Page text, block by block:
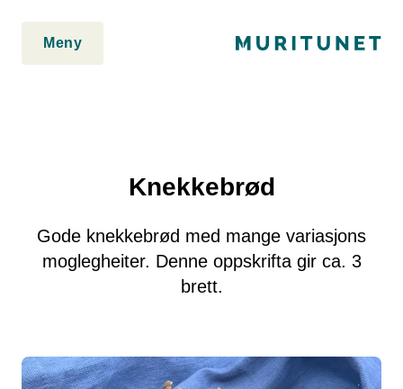
Meny
Knekkebrød
Gode knekkebrød med mange variasjons
moglegheiter. Denne oppskrifta gir ca. 3
brett.